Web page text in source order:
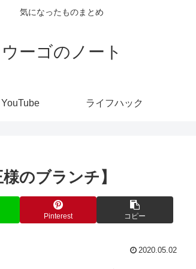
気になったものまとめ
ウーゴのノート
ライフハック
のブランチ】
Pinterest コピー
2020.05.02